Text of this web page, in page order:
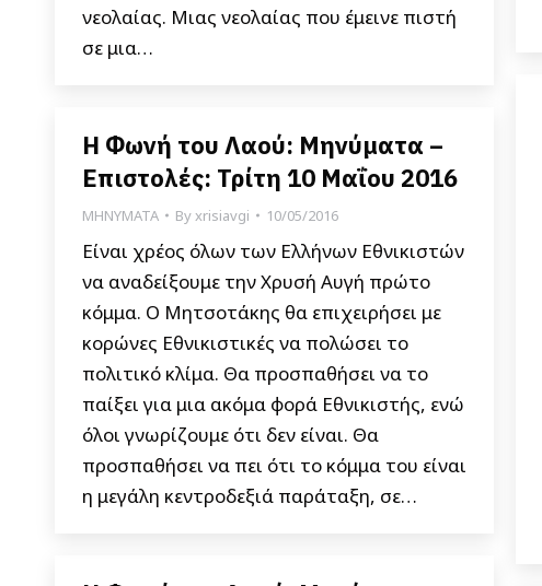
νεολαίας. Μιας νεολαίας που έμεινε πιστή
σε μια…
Η Φωνή του Λαού: Μηνύματα –
Επιστολές: Τρίτη 10 Μαΐου 2016
ΜΗΝΥΜΑΤΑ Byxrisiavgi 10/05/2016
Είναι χρέος όλων των Ελλήνων Εθνικιστών
να αναδείξουμε την Χρυσή Αυγή πρώτο
κόμμα. Ο Μητσοτάκης θα επιχειρήσει με
κορώνες Εθνικιστικές να πολώσει το
πολιτικό κλίμα. Θα προσπαθήσει να το
παίξει για μια ακόμα φορά Εθνικιστής, ενώ
όλοι γνωρίζουμε ότι δεν είναι. Θα
προσπαθήσει να πει ότι το κόμμα του είναι
η μεγάλη κεντροδεξιά παράταξη, σε…